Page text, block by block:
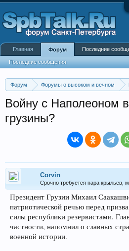
Форум Форумы о высоком и вечном
Войну с Наполеоном
грузины?
Corvin
Срочно требуется пара крыльев,
Президент Грузии Михаил
патриотической речью перед
силы республики резервистами.
частности, напомнил о славных
военной истории.
Главная Форум
Последние сообщения
Последние